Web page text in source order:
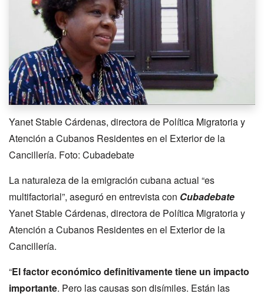
Yanet Stable Cárdenas, directora de Política Migratoria y
Atención a Cubanos Residentes en el Exterior de la
Cancillería. Foto: Cubadebate
La naturaleza de la emigración cubana actual “es
multifactorial”, aseguró en entrevista con Cubadebate
Yanet Stable Cárdenas, directora de Política Migratoria y
Atención a Cubanos Residentes en el Exterior de la
Cancillería.
“El factor económico definitivamente tiene un impacto
importante. Pero las causas son disímiles. Están las